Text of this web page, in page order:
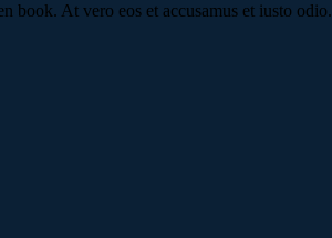
book. At vero eos et accusamus et iusto odio.